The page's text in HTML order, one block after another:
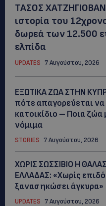
ΤΑΣΟΣ
ιστορία του
δωρεά των 12.500
ελπίδα
UPDATES 7 Αυγούστου, 2026
ΕΞΩΤΙΚΑ ΖΩΑ ΣΤΗΝ
πότε απαγορεύεται να
κατοικίδιο – Ποια ζώα
νόμιμα
STORIES 7 Αυγούστου, 2026
ΧΩΡΙΣ ΣΩΣΣΙΒΙΟ Η
ΕΛΛΑΔΑΣ: «Χωρίς
ξανασηκώσει άγκυρα»
UPDATES 7 Αυγούστου, 2026